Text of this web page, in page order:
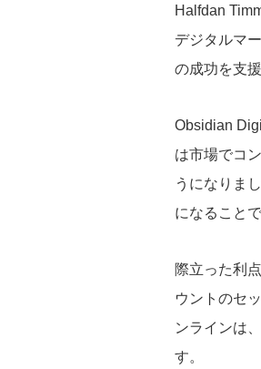
Halfdan
デジタルマ
の成功を支
Obsidian
は市場でコ
うになりま
になること
際立った利
ウントのセ
ンラインは
す。